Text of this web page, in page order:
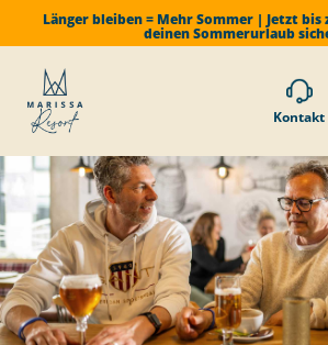
Länger bleiben = Mehr Sommer | Jetzt bis
deinen Sommerurlaub
Kontakt